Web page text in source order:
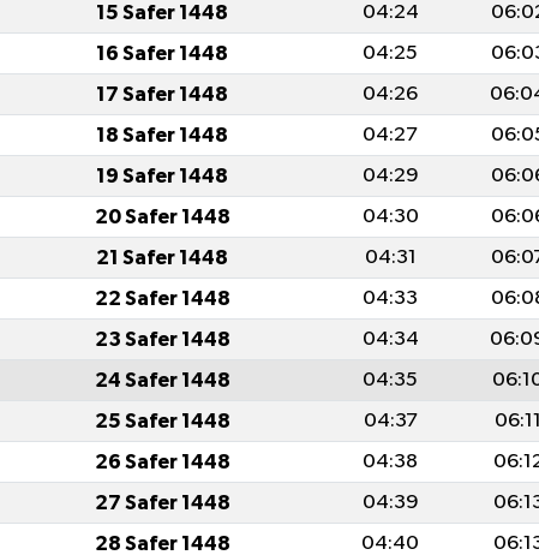
15 Safer 1448 04:24
16 Safer 1448 04:25
17 Safer 1448 04:26
18 Safer 1448 04:27
19 Safer 1448 04:29
20 Safer 1448 04:30
21 Safer 1448 04:31
22 Safer 1448 04:33
23 Safer 1448 04:34
24 Safer 1448 04:35
25 Safer 1448 04:37 06:11
26 Safer 1448 04:38
27 Safer 1448 04:39
28 Safer 1448 04:40